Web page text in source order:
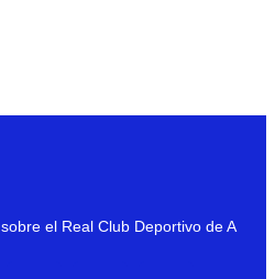
sobre el Real Club Deportivo de A